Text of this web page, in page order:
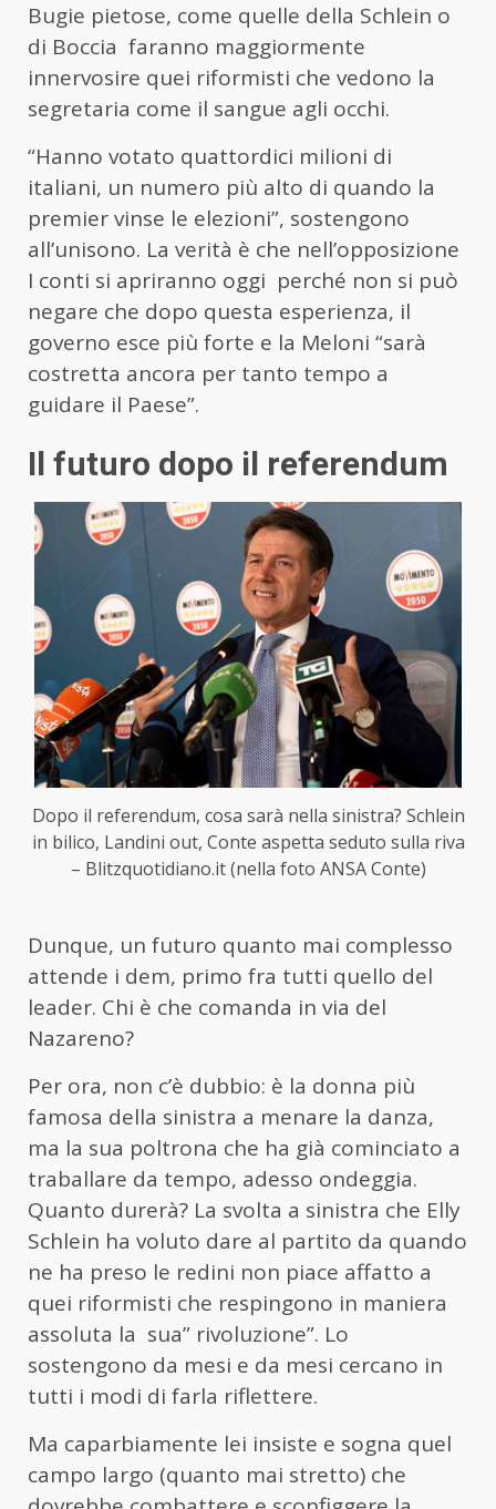
Bugie pietose, come quelle della Schlein o
di Boccia faranno maggiormente
innervosire quei riformisti che vedono la
segretaria come il sangue agli occhi.
“Hanno votato quattordici milioni di
italiani, un numero più alto di quando la
premier vinse le elezioni”, sostengono
all’unisono. La verità è che nell’opposizione
I conti si apriranno oggi perché non si può
negare che dopo questa esperienza, il
governo esce più forte e la Meloni “sarà
costretta ancora per tanto tempo a
guidare il Paese”.
Il futuro dopo il referendum
Dopo il referendum, cosa sarà nella sinistra? Schlein
in bilico, Landini out, Conte aspetta seduto sulla riva
– Blitzquotidiano.it (nella foto ANSA Conte)
Dunque, un futuro quanto mai complesso
attende i dem, primo fra tutti quello del
leader. Chi è che comanda in via del
Nazareno?
Per ora, non c’è dubbio: è la donna più
famosa della sinistra a menare la danza,
ma la sua poltrona che ha già cominciato a
traballare da tempo, adesso ondeggia.
Quanto durerà? La svolta a sinistra che Elly
Schlein ha voluto dare al partito da quando
ne ha preso le redini non piace affatto a
quei riformisti che respingono in maniera
assoluta la sua” rivoluzione”. Lo
sostengono da mesi e da mesi cercano in
tutti i modi di farla riflettere.
Ma caparbiamente lei insiste e sogna quel
campo largo (quanto mai stretto) che